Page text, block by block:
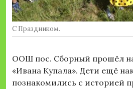
С Праздником.
ООШ пос. Сборный прошёл
«Ивана Купала». Дети ещё
познакомились с историей